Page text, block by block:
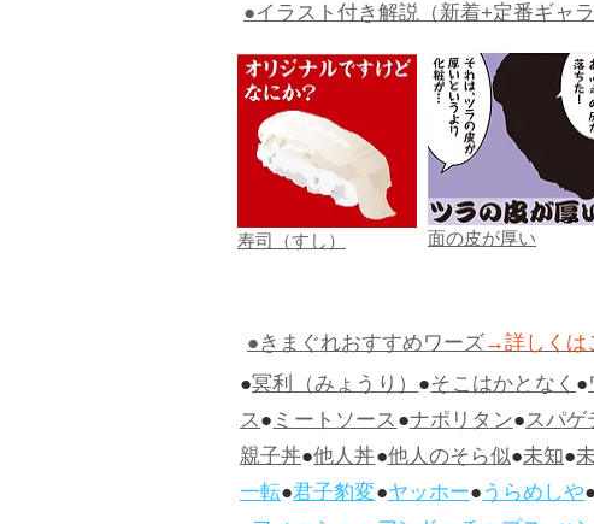
●イラスト付き解説（新着+定番ギャラ
寿司（すし） 面の皮が厚い
●きまぐれおすすめワーズ→詳しくは
●冥利（みょうり）●そこはかとなく●
ス●ミートソース●ナポリタン●スパ
親子丼●他人丼●他人のそら似●未知●
一転●君子豹変●ヤッホー●うらめしや